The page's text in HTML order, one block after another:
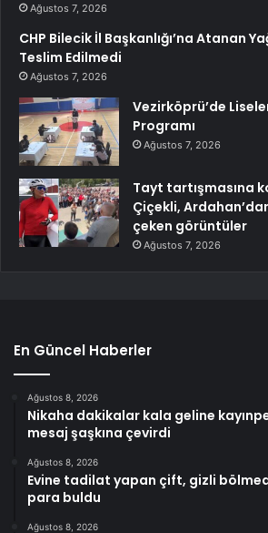
Ağustos 7, 2026
CHP Bilecik İl Başkanlığı’na Atanan
Teslim Edilmedi
Ağustos 7, 2026
Vezirköprü’de
Programı
Ağustos 7, 2026
Tayt tartışmasına
Çiçekli,
çeken görüntüler
Ağustos 7, 2026
En Güncel Haberler
Ağustos 8, 2026
Nikaha dakikalar kala geline
mesaj şaşkına çevirdi
Ağustos 8, 2026
Evine tadilat yapan çift, gizli
para buldu
Ağustos 8, 2026